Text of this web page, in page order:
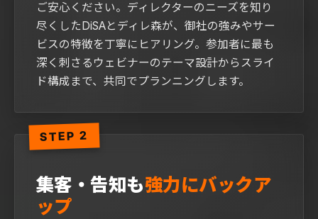
ご安心ください。ディレクターのニーズを知り
尽くしたDiSAとディレ森が、御社の強みやサー
ビスの特徴を丁寧にヒアリング。参加者に最も
深く刺さるウェビナーのテーマ設計からスライ
ド構成まで、共同でプランニングします。
STEP 2
集客・告知も強力にバックア
ップ